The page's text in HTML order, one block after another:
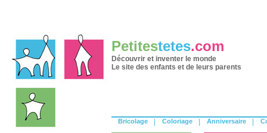
Petitestetes.com
Découvrir et inventer le monde
Le site des enfants et de leurs parents
Bricolage Coloriage Anniversaire